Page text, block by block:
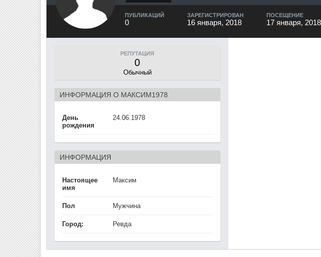
ПУБЛИКАЦИЙ
0
ЗАРЕГИСТРИРОВАН
16 января, 2018
ПОСЕЩЕНИЕ
17 января, 2018
РЕПУТАЦИЯ
0
Обычный
ИНФОРМАЦИЯ О МАКСИМ1978
День
рождения
24.06.1978
ИНФОРМАЦИЯ
Настоящее
имя
Максим
Пол Мужчина
Город: Ревда